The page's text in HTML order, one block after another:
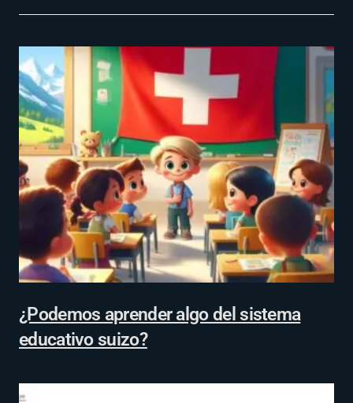
¿Podemos aprender algo del sistema
educativo suizo?